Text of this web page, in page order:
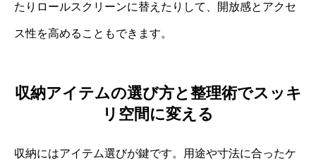
たりロールスクリーンに替えたりして、開放感とアクセ
ス性を高めることもできます。
収納アイテムの選び方と整理術でスッキ
リ空間に変える
収納にはアイテム選びが鍵です。用途や寸法に合ったケ